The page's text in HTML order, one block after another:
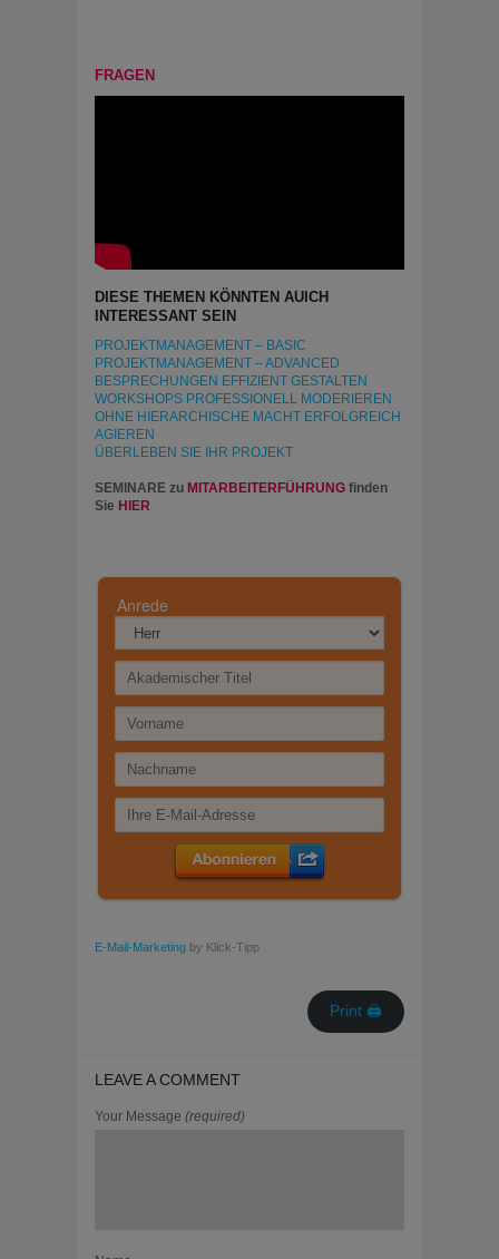
FRAGEN
DIESE THEMEN KÖNNTEN AUICH
INTERESSANT SEIN
PROJEKTMANAGEMENT – BASIC
PROJEKTMANAGEMENT – ADVANCED
BESPRECHUNGEN EFFIZIENT GESTALTEN
WORKSHOPS PROFESSIONELL MODERIEREN
OHNE HIERARCHISCHE MACHT ERFOLGREICH
AGIEREN
ÜBERLEBEN SIE IHR PROJEKT
SEMINARE zu MITARBEITERFÜHRUNG finden
Sie HIER
E-Mail-Marketing by Klick-Tipp
Print 🖨
LEAVE A COMMENT
Your Message (required)